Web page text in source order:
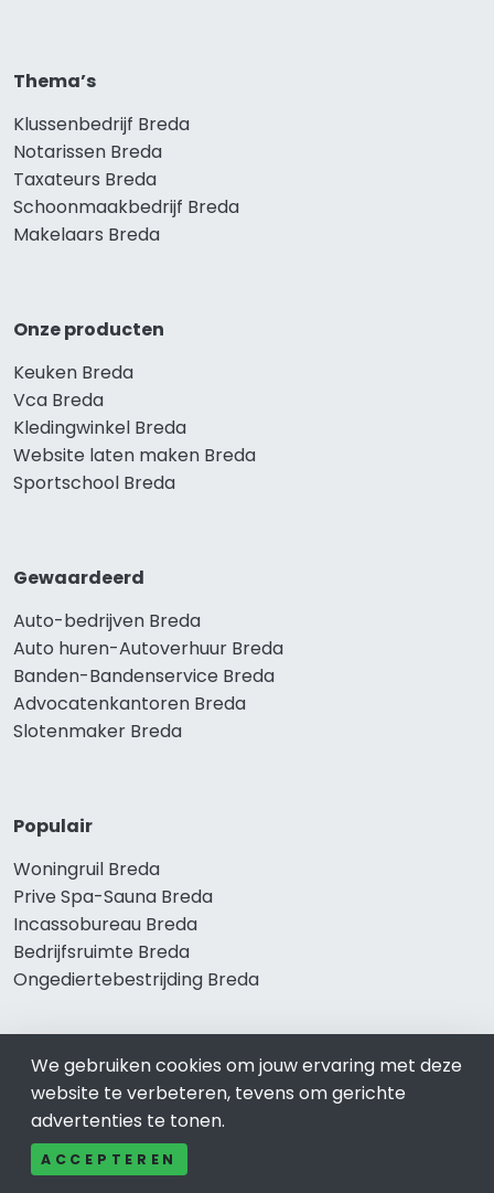
Thema’s
Klussenbedrijf Breda
Notarissen Breda
Taxateurs Breda
Schoonmaakbedrijf Breda
Makelaars Breda
Onze producten
Keuken Breda
Vca Breda
Kledingwinkel Breda
Website laten maken Breda
Sportschool Breda
Gewaardeerd
Auto-bedrijven Breda
Auto huren-Autoverhuur Breda
Banden-Bandenservice Breda
Advocatenkantoren Breda
Slotenmaker Breda
Populair
Woningruil Breda
Prive Spa-Sauna Breda
Incassobureau Breda
Bedrijfsruimte Breda
Ongediertebestrijding Breda
We gebruiken cookies om jouw ervaring met deze
website te verbeteren, tevens om gerichte
advertenties te tonen.
ACCEPTEREN